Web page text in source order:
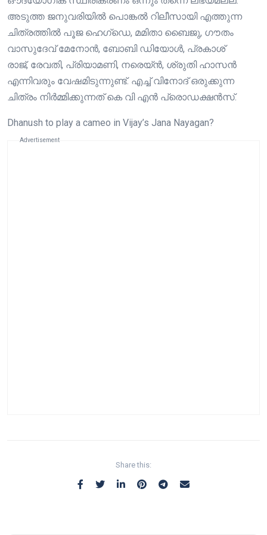
അടുത്ത ജനുവരിയിൽ പൊങ്കൽ റിലീസായി എത്തുന്ന
ചിത്രത്തിൽ പൂജ ഹെഗ്‌ഡെ, മമിതാ ബൈജു, ഗൗതം
വാസുദേവ് മേനോൻ, ബോബി ഡിയോൾ, പ്രകാശ്
രാജ്, രേവതി, പ്രിയാമണി, നരെയ്ൻ, ശ്രുതി ഹാസൻ
എന്നിവരും വേഷമിടുന്നുണ്ട്. എച്ച് വിനോദ് ഒരുക്കുന്ന
ചിത്രം നിർമ്മിക്കുന്നത് കെ വി എൻ പ്രൊഡക്ഷൻസ്.
Dhanush to play a cameo in Vijay’s Jana Nayagan?
Advertisement
Share this: